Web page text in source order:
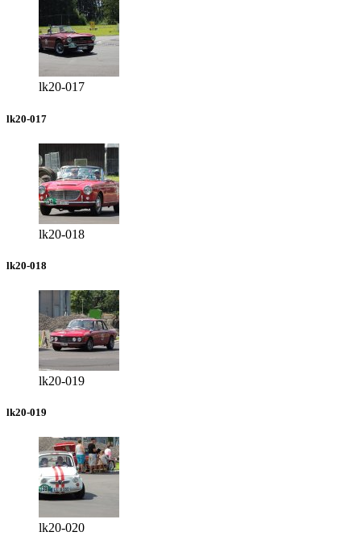
lk20-017
lk20-017
lk20-018
lk20-018
lk20-019
lk20-019
lk20-020